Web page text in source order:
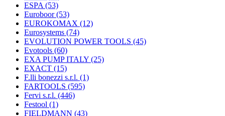
ESPA (53)
Euroboor(53)
EUROKOMAX (12)
Eurosystems (74)
EVOLUTION POWER TOOLS (45)
Evotools (60)
EXA PUMP ITALY (25)
EXACT (15)
F.lli bonezzi s.r.l. (1)
FARTOOLS (595)
Fervi s.r.l. (446)
Festool (1)
FIELDMANN (43)